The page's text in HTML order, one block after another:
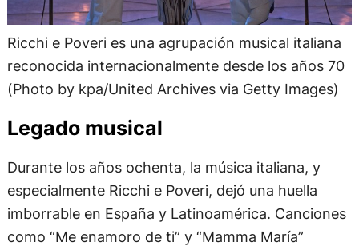
Ricchi e Poveri es una agrupación musical italiana
reconocida internacionalmente desde los años 70
(Photo by kpa/United Archives via Getty Images)
Legado musical
Durante los años ochenta, la música italiana, y
especialmente Ricchi e Poveri, dejó una huella
imborrable en España y Latinoamérica. Canciones
como “Me enamoro de ti” y “Mamma María”